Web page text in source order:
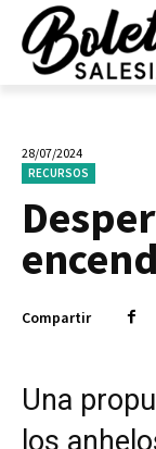
28/07/2024
RECURSOS
Compartir
Una
los